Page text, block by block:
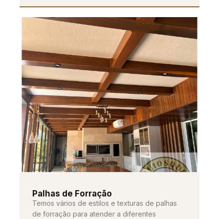
Palhas de Forração
Temos vários de estilos e texturas de palhas
de forração para atender a diferentes